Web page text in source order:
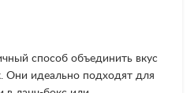
способ объединить вкус
Они идеально подходят для